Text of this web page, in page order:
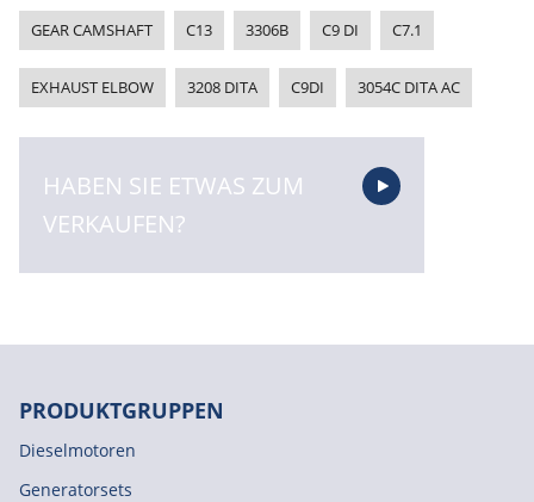
GEAR CAMSHAFT C13 3306B C9 DI C7.1
EXHAUST ELBOW 3208 DITA C9DI 3054C DITA AC
HABEN SIE ETWAS ZUM
VERKAUFEN?
PRODUKTGRUPPEN
Dieselmotoren
Generatorsets